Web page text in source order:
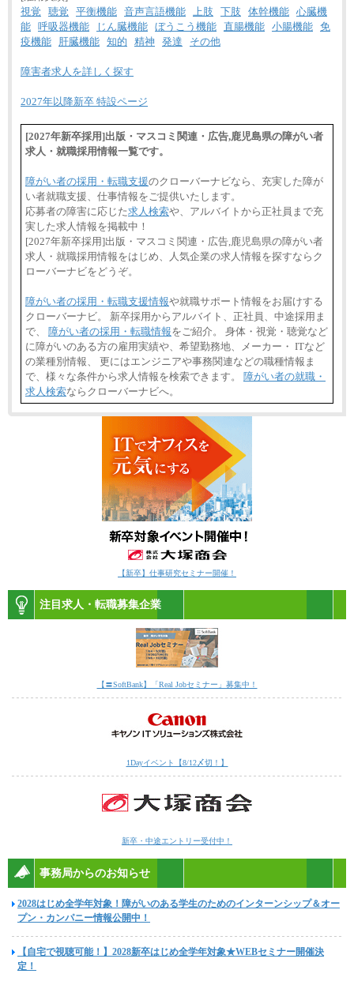
総合職 月給241,000円
中途：
①月給227,000円以上
②月給212,000円以上
④月給23万円～37万円
⑤月給20万円～25万円
⑦月給271,000円以上
⑯月給185,000円以上
⑰月給237,000円以上
⑱月給212,000円以上
以上
⑳月給205,000円以上
㉑月給185,000 円以上
㉒月給185,000 円以上
㉓月給224,500円以上
※全コース共通※ 能力・経験・勤務地などにより
異なります
※試用期間中も給与に変更はございません。
視覚
聴覚 平衡機能 音声言語機能 上肢 下肢 体幹機能 心臓機
能 呼吸器機能 じん臓機能 ぼうこう機能 直腸機能 小腸機能 免
疫機能
肝臓機能 知的 精神 発達 その他
障害者求人を詳しく探す
2027年以降新卒 特設ページ
[2027年新卒採用]出版・マスコミ関連・広告,鹿児島県の障がい者
求人・就職採用情報一覧です。
障がい者の採用・転職支援のクローバーナビなら、充実した障が
い者就職支援、仕事情報をご提供いたします。
応募者の障害に応じた求人検索や、アルバイトから正社員まで充
実した求人情報を掲載中！
[2027年新卒採用]出版・マスコミ関連・広告,鹿児島県の障がい者
求人・就職採用情報をはじめ、人気企業の求人情報を探すならク
ローバーナビをどうぞ。
障がい者の採用・転職支援情報や就職サポート情報をお届けする
クローバーナビ。 新卒採用からアルバイト、正社員、中途採用ま
で、 障がい者の採用・転職情報をご紹介。 身体・視覚・聴覚など
に障がいのある方の雇用実績や、希望勤務地、メーカー・ ITなど
の業種別情報、 更にはエンジニアや事務関連などの職種情報ま
で、様々な条件から求人情報を検索できます。 障がい者の就職・
求人検索ならクローバーナビへ。
【新卒】仕事研究セミナー開催！
注目求人・転職募集企業
【〓SoftBank】「Real Jobセミナー」募集中！
1Dayイベント【8/12〆切！】
新卒・中途エントリー受付中！
事務局からのお知らせ
2028はじめ全学年対象！障がいのある学生のためのインターンシップ＆オー
プン・カンパニー情報公開中！
【自宅で視聴可能！】2028新卒はじめ全学年対象★WEBセミナー開催決
定！